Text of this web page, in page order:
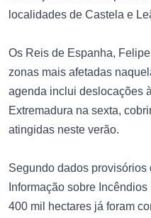
localidades de Castela e
Os Reis de Espanha,
zonas mais afetadas
agenda inclui deslocações
Extremadura na sexta,
atingidas neste verão.
Segundo dados
Informação sobre
400 mil hectares já foram